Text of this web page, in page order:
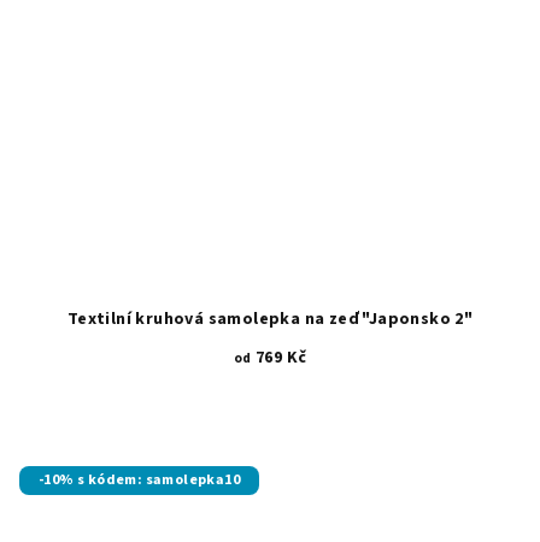
Textilní kruhová samolepka na zeď "Japonsko 2"
od 769 Kč
-10% s kódem: samolepka10